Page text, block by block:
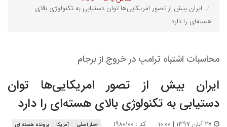
ایران بیش از تصور امریکایی‌ها توان دستیابی به تکنولوژی بالای
هسته‌ای را دارد
محاسبات اشتباه ترامپ در خروج از برجام
ایران بیش از تصور امریکایی‌ها توان
دستیابی به تکنولوژی بالای هسته‌ای را دارد
کد : ۱۹۸۰۱۰۰ اخبار اصلی آمریکا پرونده هسته ای